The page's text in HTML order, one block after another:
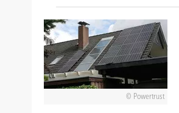
Powertrust